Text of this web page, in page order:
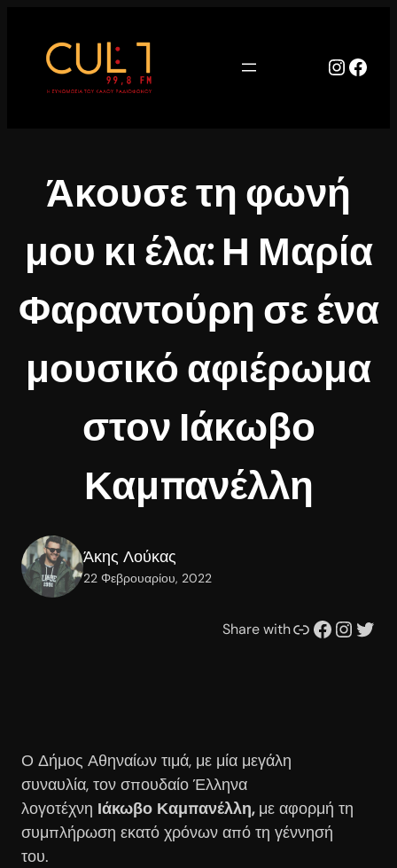
περιεχόμενο
Άκουσε τη φωνή
μου κι έλα: Η Μαρία
Φαραντούρη σε ένα
μουσικό αφιέρωμα
στον Ιάκωβο
Καμπανέλλη
Άκης Λούκας
22 Φεβρουαρίου, 2022
Share withΣυνδέσμου Facebook Instagram Twitter
Ο Δήμος Αθηναίων τιμά, με μία μεγάλη
συναυλία, τον σπουδαίο Έλληνα
λογοτέχνη Ιάκωβο Καμπανέλλη,με αφορμή τη
συμπλήρωση εκατό χρόνων από τη γέννησή
του.